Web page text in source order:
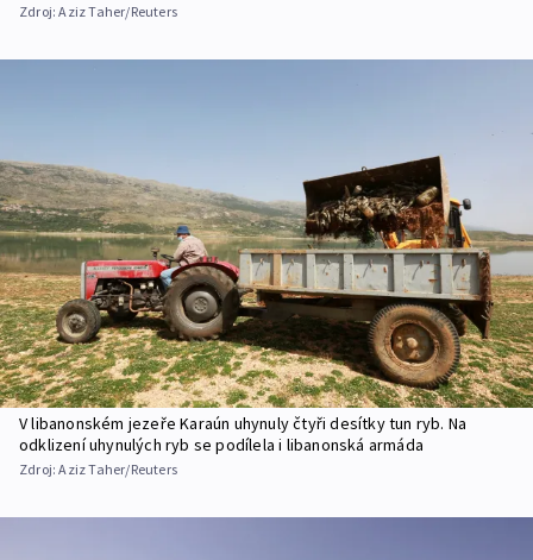
Zdroj:Aziz Taher/Reuters
V libanonském jezeře Karaún uhynuly čtyři desítky tun ryb. Na
odklizení uhynulých ryb se podílela i libanonská armáda
Zdroj:Aziz Taher/Reuters